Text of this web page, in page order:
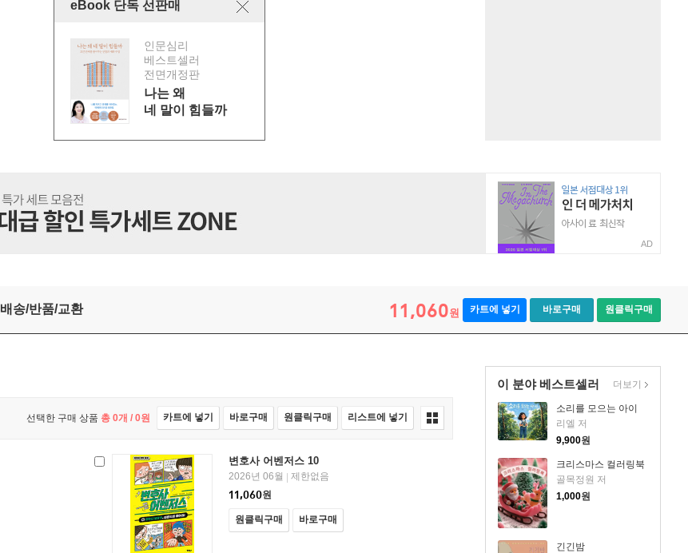
eBook 단독 선판매
인문심리
베스트셀러
전면개정판
나는 왜
네 말이 힘들까
AD
배송/반품/교환 11,060원 카트에 넣기 바로구매 원클릭구매
이 분야 베스트셀러
소리를 모으는 아이
리엘 저
9,900원
크리스마스 컬러링북
골목정원 저
1,000원
긴긴밤
더보기
선택한 구매 상품 총 0개 / 0원 카트에 넣기 바로구매 원클릭구매 리스트에 넣기
변호사 어벤저스 10
2026년 06월 | 제한없음
11,060원
원클릭구매 바로구매